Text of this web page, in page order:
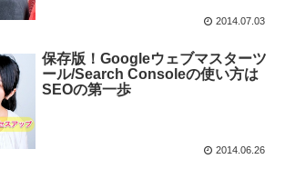
2014.07.03
保存版！Googleウェブマスターツ
ール/Search Consoleの使い方は
SEOの第一歩
2014.06.26